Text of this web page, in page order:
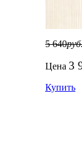
5 640
Цена 3
Купить